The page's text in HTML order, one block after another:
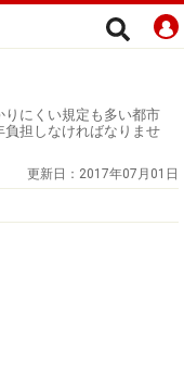
りにくい規定も多い都市
担しなければなりませ
更新日： 2017年07月01日